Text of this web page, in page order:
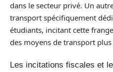
dans le secteur privé. Un
transport spécifiquement
étudiants, incitant cette
des moyens de transport
Les incitations fiscales et